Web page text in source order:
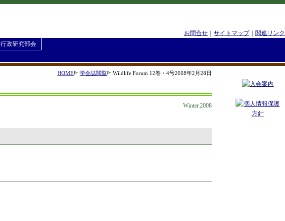
お問合せ サイトマップ｜ 関連リンク
行政研究部会
HOME 学会誌閲覧 Wildlife Forum 12巻・4号2008年2月28日
Winter.2008